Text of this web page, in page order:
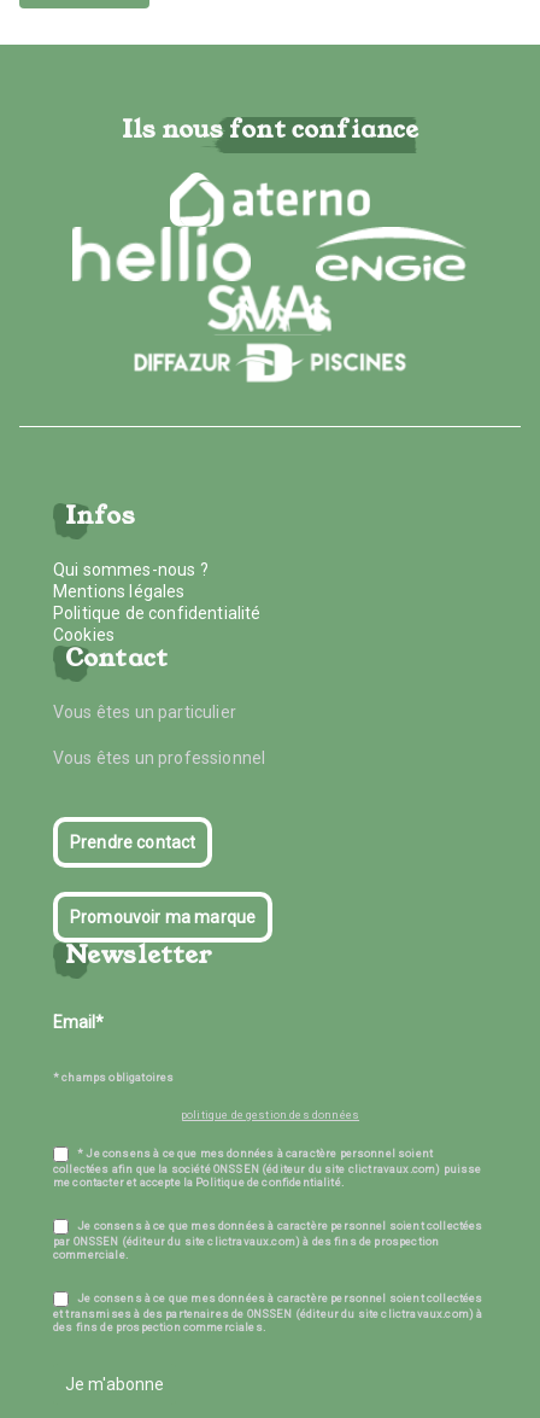
Ils nous font confiance
Infos
Qui sommes-nous ?
Mentions légales
Politique de confidentialité
Cookies
Contact
Vous êtes un particulier
Vous êtes un professionnel
Prendre contact
Promouvoir ma marque
Newsletter
* champs obligatoires
politique de gestion des données
* Je consens à ce que mes données à caractère personnel soient
collectées afin que la société ONSSEN (éditeur du site clictravaux.com) puisse
me contacter et accepte la Politique de confidentialité.
Je consens à ce que mes données à caractère personnel soient collectées
par ONSSEN (éditeur du site clictravaux.com) à des fins de prospection
commerciale.
Je consens à ce que mes données à caractère personnel soient collectées
et transmises à des partenaires de ONSSEN (éditeur du site clictravaux.com) à
des fins de prospection commerciales.
Je m'abonne